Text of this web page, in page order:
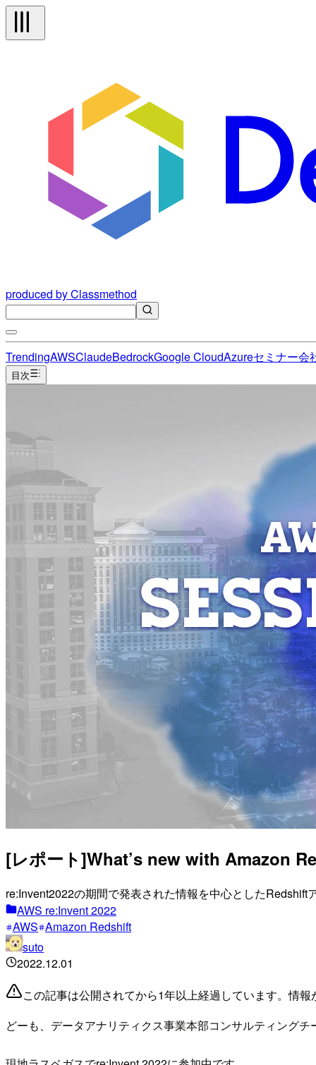
produced by Classmethod
TrendingAWSClaudeBedrockGoogle CloudAzureセミナー会
目次
[レポート]What’s new with Amazon
re:Invent2022の期間で発表された情報を中心とした
AWS re:Invent 2022
AWS Amazon Redshift
suto
2022.12.01
この記事は公開されてから1年以上経過しています。情
どーも、データアナリティクス事業本部コンサルティングチ